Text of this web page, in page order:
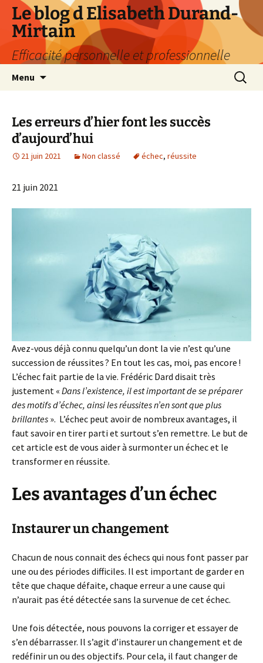
Aller
contenu
Le blog d Elisabeth Durand-
Mirtain
Efficacité personnelle et professionnelle
Menu
Les erreurs d’hier font les succès
d’aujourd’hui
21 juin 2021 Non classé échec, réussite
21 juin 2021
Avez-vous déjà connu quelqu’un dont la vie n’est qu’une
succession de réussites ? En tout les cas, moi, pas encore !
L’échec fait partie de la vie. Frédéric Dard disait très
justement « Dans l’existence, il est important de se préparer
des motifs d’échec, ainsi les réussites n’en sont que plus
brillantes ». L’échec peut avoir de nombreux avantages, il
faut savoir en tirer parti et surtout s’en remettre. Le but de
cet article est de vous aider à surmonter un échec et le
transformer en réussite.
Les avantages d’un échec
Instaurer un changement
Chacun de nous connait des échecs qui nous font passer par
une ou des périodes difficiles. Il est important de garder en
tête que chaque défaite, chaque erreur a une cause qui
n’aurait pas été détectée sans la survenue de cet échec.
Une fois détectée, nous pouvons la corriger et essayer de
s’en débarrasser. Il s’agit d’instaurer un changement et de
redéfinir un ou des objectifs. Pour cela, il faut changer de